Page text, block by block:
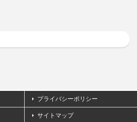
プライバシーポリシー
サイトマップ